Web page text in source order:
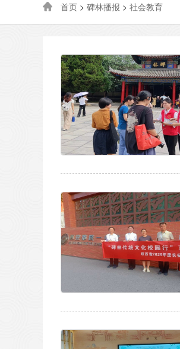
首页 > 碑林播报 > 社会教育